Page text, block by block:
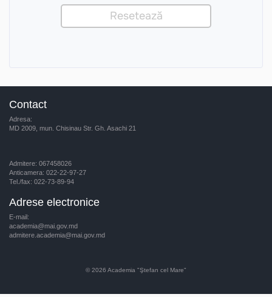
Contact
Adresa:
MD 2009, mun. Chisinau Str. Gh. Asachi 21
Admitere: 067458026
Anticamera: 022-22-97-27
Tel./fax: 022-73-89-94
Adrese electronice
E-mail:
academia@mai.gov.md
admitere.academia@mai.gov.md
© 2026 Academia "Ştefan cel Mare"